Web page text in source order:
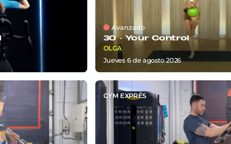
Avanzado
30 ·Your Control
OLGA
jueves 6deagosto 2026
GYM EXPRÉS